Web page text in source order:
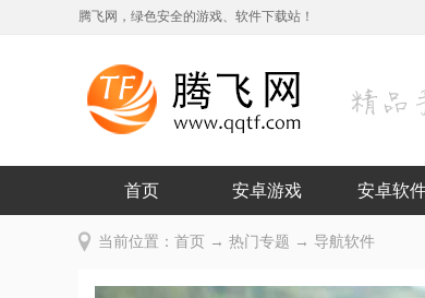
腾飞网，绿色安全的游戏、软件下载站！
首页 安卓游戏 安卓软
当前位置： 首页 → 热门专题 → 导航软件